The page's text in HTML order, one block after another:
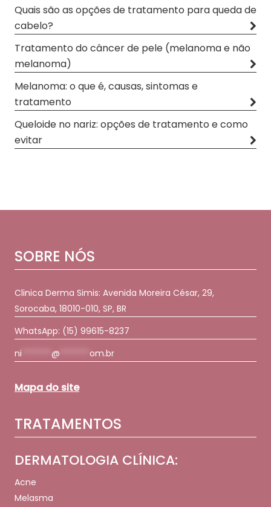
Quais são as opções de tratamento para queda de
cabelo?
Tratamento do câncer de pele (melanoma e não
melanoma)
Melanoma: o que é, causas, sintomas e
tratamento
Queloide no nariz: opções de tratamento e como
evitar
SOBRE NÓS
Clinica Derma Simis: Avenida Moreira César, 29,
Sorocaba, 18010-010, SP, BR
WhatsApp: (15) 99615-8237
ni
@ om.br
Mapa do site
TRATAMENTOS
DERMATOLOGIA CLÍNICA:
Acne
Melasma